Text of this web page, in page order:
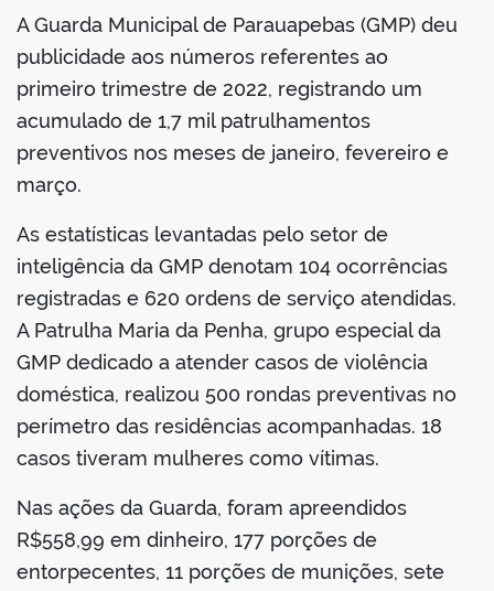
A Guarda Municipal de Parauapebas (GMP) deu
publicidade aos números referentes ao
primeiro trimestre de 2022, registrando um
acumulado de 1,7 mil patrulhamentos
preventivos nos meses de janeiro, fevereiro e
março.
As estatísticas levantadas pelo setor de
inteligência da GMP denotam 104 ocorrências
registradas e 620 ordens de serviço atendidas.
A Patrulha Maria da Penha, grupo especial da
GMP dedicado a atender casos de violência
doméstica, realizou 500 rondas preventivas no
perímetro das residências acompanhadas. 18
casos tiveram mulheres como vítimas.
Nas ações da Guarda, foram apreendidos
R$558,99 em dinheiro, 177 porções de
entorpecentes, 11 porções de munições, sete